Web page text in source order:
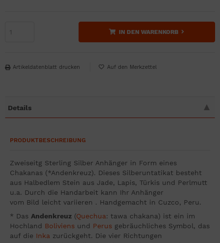
IN DEN WARENKORB
Artikeldatenblatt drucken
Details
PRODUKTBESCHREIBUNG
Zweiseitg Sterling Silber Anhänger in Form eines
Chakanas (*Andenkreuz). Dieses Silberuntatikat besteht
aus Halbedlem Stein aus Jade, Lapis, Türkis und Perlmutt
u.a. Durch die Handarbeit kann Ihr Anhänger
vom Bild leicht variieren . Handgemacht in Cuzco, Peru.
* Das Andenkreuz (Quechua: tawa chakana) ist ein im
Hochland Boliviens und Perus gebräuchliches Symbol, das
auf die Inka zurückgeht. Die vier Richtungen